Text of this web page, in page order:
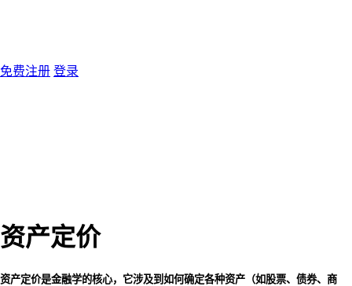
免费注册 登录
资产定价
资产定价是金融学的核心，它涉及到如何确定各种资产（如股票、债券、商